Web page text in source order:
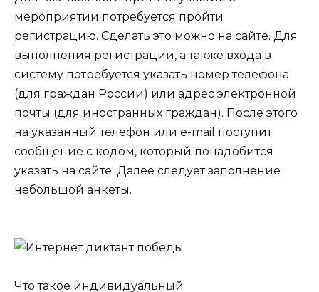
мероприятии потребуется пройти
регистрацию. Сделать это можно на сайте. Для
выполнения регистрации, а также входа в
систему потребуется указать номер телефона
(для граждан России) или адрес электронной
почты (для иностранных граждан). После этого
на указанный телефон или e-mail поступит
сообщение с кодом, который понадобится
указать на сайте. Далее следует заполнение
небольшой анкеты.
Что такое индивидуальный